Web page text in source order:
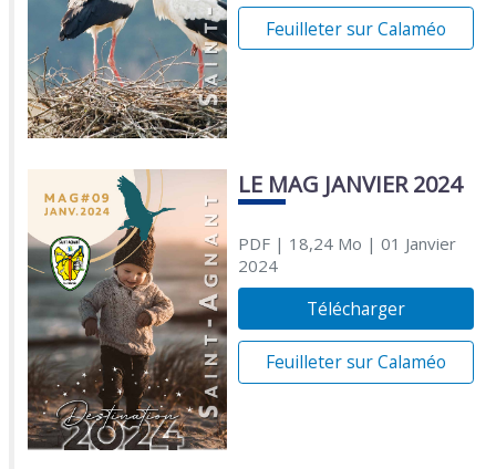
Feuilleter sur Calaméo
LE MAG JANVIER 2024
PDF| 18,24 Mo | 01 Janvier
2024
Télécharger
Feuilleter sur Calaméo